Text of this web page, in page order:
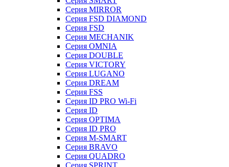
Серия MIRROR
Серия FSD DIAMOND
Серия FSD
Серия MECHANIK
Серия OMNIA
Серия DOUBLE
Серия VICTORY
Серия LUGANO
Серия DREAM
Серия FSS
Серия ID PRO Wi-Fi
Серия ID
Серия OPTIMA
Серия ID PRO
Серия M-SMART
Серия BRAVO
Серия QUADRO
Серия SPRINT